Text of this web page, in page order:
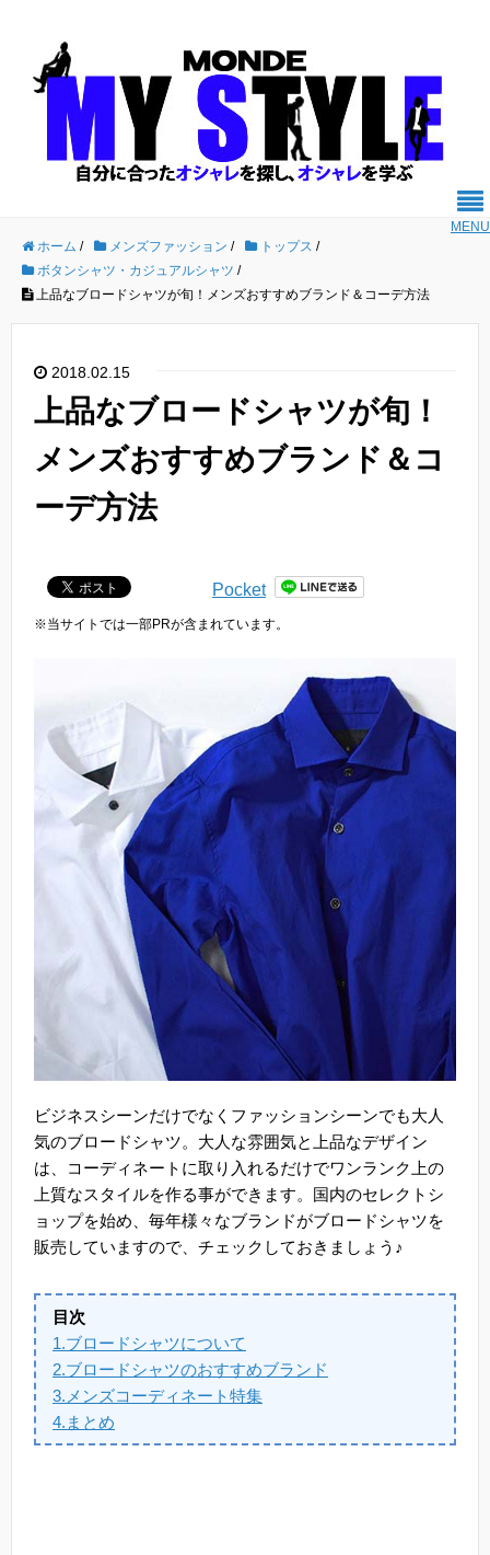
MENU
ホーム / メンズファッション / トップス /
ボタンシャツ・カジュアルシャツ /
上品なブロードシャツが旬！メンズおすすめブランド＆コーデ方法
2018.02.15
上品なブロードシャツが旬！
メンズおすすめブランド＆コ
ーデ方法
Pocket
※当サイトでは一部PRが含まれています。
ビジネスシーンだけでなくファッションシーンでも大人
気のブロードシャツ。大人な雰囲気と上品なデザイン
は、コーディネートに取り入れるだけでワンランク上の
上質なスタイルを作る事ができます。国内のセレクトシ
ョップを始め、毎年様々なブランドがブロードシャツを
販売していますので、チェックしておきましょう♪
目次
1.ブロードシャツについて
2.ブロードシャツのおすすめブランド
3.メンズコーディネート特集
4.まとめ